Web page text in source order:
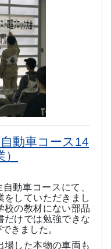
動車コース14
動車コースにて、
をしていただきまし
校の教材にない部品
だけでは勉強できな
きました。
した本物の車両も